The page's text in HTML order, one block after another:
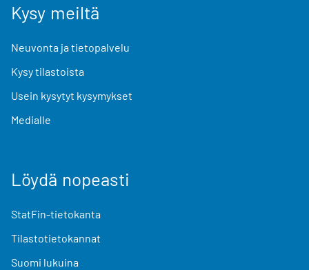
Kysy meiltä
Neuvonta ja tietopalvelu
Kysy tilastoista
Usein kysytyt kysymykset
Medialle
Löydä nopeasti
StatFin-tietokanta
Tilastotietokannat
Suomi lukuina